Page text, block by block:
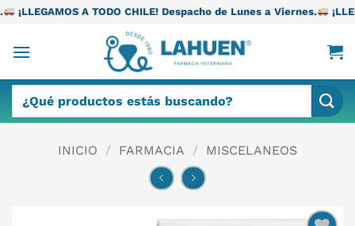
Saltar
contenido
A TODO CHILE! Despacho de Lunes a Viernes. ¡LLEGAMOS A
por:
INICIO / FARMACIA / MISCELANEOS